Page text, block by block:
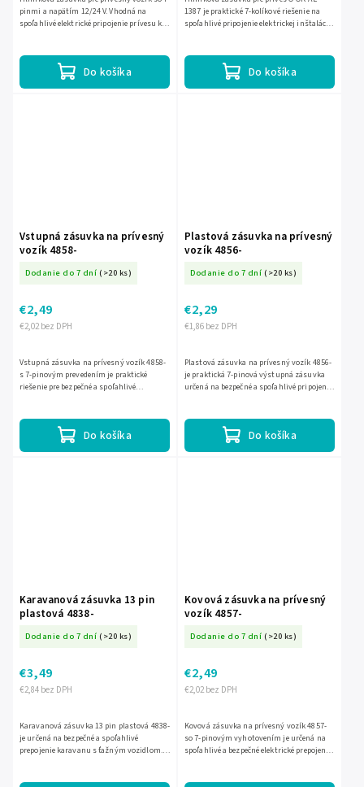
Do košíka
pinmi a napätím 12/24 V. Vhodná na
spoľahlivé elektrické pripojenie prívesu k
Do košíka
1387 je praktické 7-kolíkové riešenie na
spoľahlivé pripojenie elektrickej inštalácie
Vstupná zásuvka na prívesný
vozík 4858-
Dodanie do 7 dní (>20 ks)
€2,02 bez DPH
€2,49
Do košíka
Vstupná zásuvka na prívesný vozík 4858-
s 7-pinovým prevedením je praktické
riešenie pre bezpečné a spoľahlivé
Plastová zásuvka na prívesný
vozík 4856-
Dodanie do 7 dní (>20 ks)
€1,86 bez DPH
€2,29
Do košíka
Plastová zásuvka na prívesný vozík 4856-
je praktická 7-pinová výstupná zásuvka
určená na bezpečné a spoľahlivé pripojenie
Karavanová zásuvka 13 pin
plastová 4838-
Dodanie do 7 dní (>20 ks)
€2,84 bez DPH
€3,49
Karavanová zásuvka 13 pin plastová 4838-
je určená na bezpečné a spoľahlivé
prepojenie karavanu s ťažným vozidlom.
Kovová zásuvka na prívesný
vozík 4857-
Dodanie do 7 dní (>20 ks)
€2,02 bez DPH
€2,49
Kovová zásuvka na prívesný vozík 4857-
so 7-pinovým vyhotovením je určená na
spoľahlivé a bezpečné elektrické prepojenie